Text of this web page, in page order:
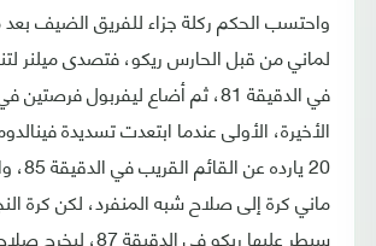
واحتسب الحكم ركلة جزاء للفريق الضيف
لماني من قبل الحارس ريكو، فتصدى ميلنر
في الدقيقة 81، ثم أضاع ليفربول
الأخيرة، الأولى عندما ابتعدت تسديدة
20
ماني كرة إلى صلاح شبه المنفرد، لكن كرة
سيطر عليها ريكو في